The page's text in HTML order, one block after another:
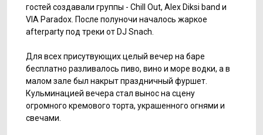
гостей создавали группы - Chill Out, Alex Diksi band и
VIA Paradox. После полуночи началось жаркое
afterparty под треки от DJ Snach.
Для всех присутвующих целый вечер на баре
бесплатно разливалось пиво, вино и море водки, а в
малом зале был накрыт праздничный фуршет.
Кульминацией вечера стал вынос на сцену
огромного кремового торта, украшенного огнями и
свечами.